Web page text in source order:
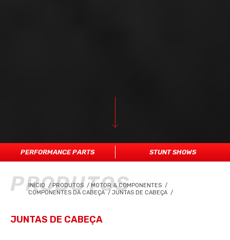
PERFORMANCE PARTS STUNT SHOWS
PRODUTOS
INÍCIO / PRODUTOS /MOTOR & COMPONENTES /
COMPONENTES DA CABEÇA/ JUNTAS DE CABEÇA /
JUNTAS DE CABEÇA